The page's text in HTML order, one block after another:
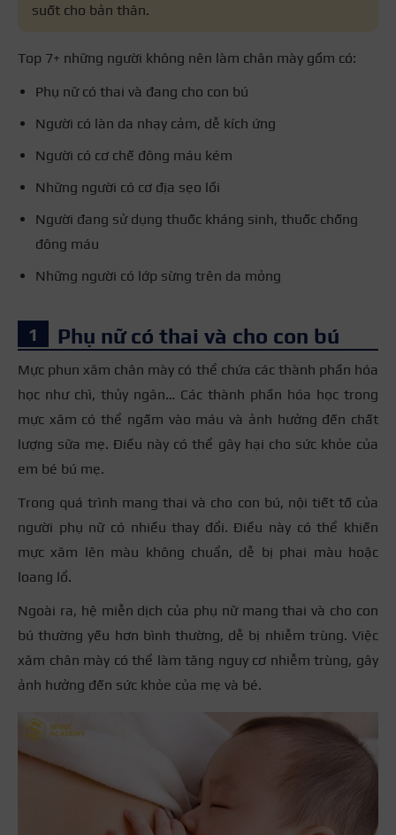
suốt cho bản thân.
Top 7+ những người không nên làm chân mày gồm có:
Phụ nữ có thai và đang cho con bú
Người có làn da nhạy cảm, dễ kích ứng
Người có cơ chế đông máu kém
Những người có cơ địa sẹo lồi
Người đang sử dụng thuốc kháng sinh, thuốc chống
đông máu
Những người có lớp sừng trên da mỏng
Phụ nữ có thai và cho con bú
Mực phun xăm chân mày có thể chứa các thành phần hóa
học như chì, thủy ngân… Các thành phần hóa học trong
mực xăm có thể ngấm vào máu và ảnh hưởng đến chất
lượng sữa mẹ. Điều này có thể gây hại cho sức khỏe của
em bé bú mẹ.
Trong quá trình mang thai và cho con bú, nội tiết tố của
người phụ nữ có nhiều thay đổi. Điều này có thể khiến
mực xăm lên màu không chuẩn, dễ bị phai màu hoặc
loang lổ.
Ngoài ra, hệ miễn dịch của phụ nữ mang thai và cho con
bú thường yếu hơn bình thường, dễ bị nhiễm trùng. Việc
xăm chân mày có thể làm tăng nguy cơ nhiễm trùng, gây
ảnh hưởng đến sức khỏe của mẹ và bé.